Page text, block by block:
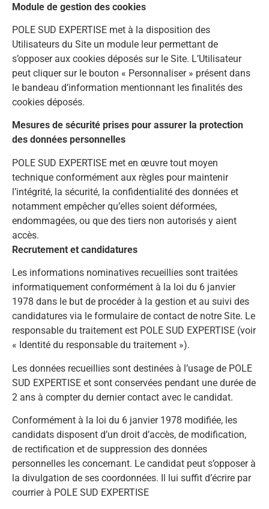
Module de gestion des cookies
POLE SUD EXPERTISE met à la disposition des
Utilisateurs du Site un module leur permettant de
s’opposer aux cookies déposés sur le Site. L’Utilisateur
peut cliquer sur le bouton « Personnaliser » présent dans
le bandeau d’information mentionnant les finalités des
cookies déposés.
Mesures de sécurité prises pour assurer la protection
des données personnelles
POLE SUD EXPERTISE met en œuvre tout moyen
technique conformément aux règles pour maintenir
l’intégrité, la sécurité, la confidentialité des données et
notamment empêcher qu’elles soient déformées,
endommagées, ou que des tiers non autorisés y aient
accès.
Recrutement et candidatures
Les informations nominatives recueillies sont traitées
informatiquement conformément à la loi du 6 janvier
1978 dans le but de procéder à la gestion et au suivi des
candidatures via le formulaire de contact de notre Site. Le
responsable du traitement est POLE SUD EXPERTISE (voir
« Identité du responsable du traitement »).
Les données recueillies sont destinées à l’usage de POLE
SUD EXPERTISE et sont conservées pendant une durée de
2 ans à compter du dernier contact avec le candidat.
Conformément à la loi du 6 janvier 1978 modifiée, les
candidats disposent d’un droit d’accès, de modification,
de rectification et de suppression des données
personnelles les concernant. Le candidat peut s’opposer à
la divulgation de ses coordonnées. Il lui suffit d’écrire par
courrier à POLE SUD EXPERTISE